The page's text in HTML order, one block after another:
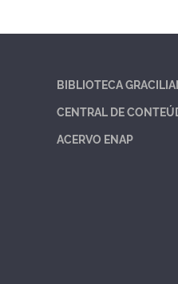
BIBLIOTECA
CENTRAL DE
ACERVO ENAP